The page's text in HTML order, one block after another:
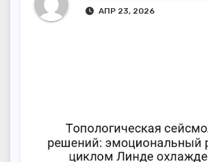
АПР 23, 2026